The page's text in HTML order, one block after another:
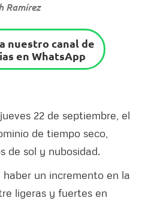
Ramírez
nuestro canal de
en WhatsApp
22 de septiembre, el
de tiempo seco,
de sol y nubosidad.
un incremento en la
ligeras y fuertes en